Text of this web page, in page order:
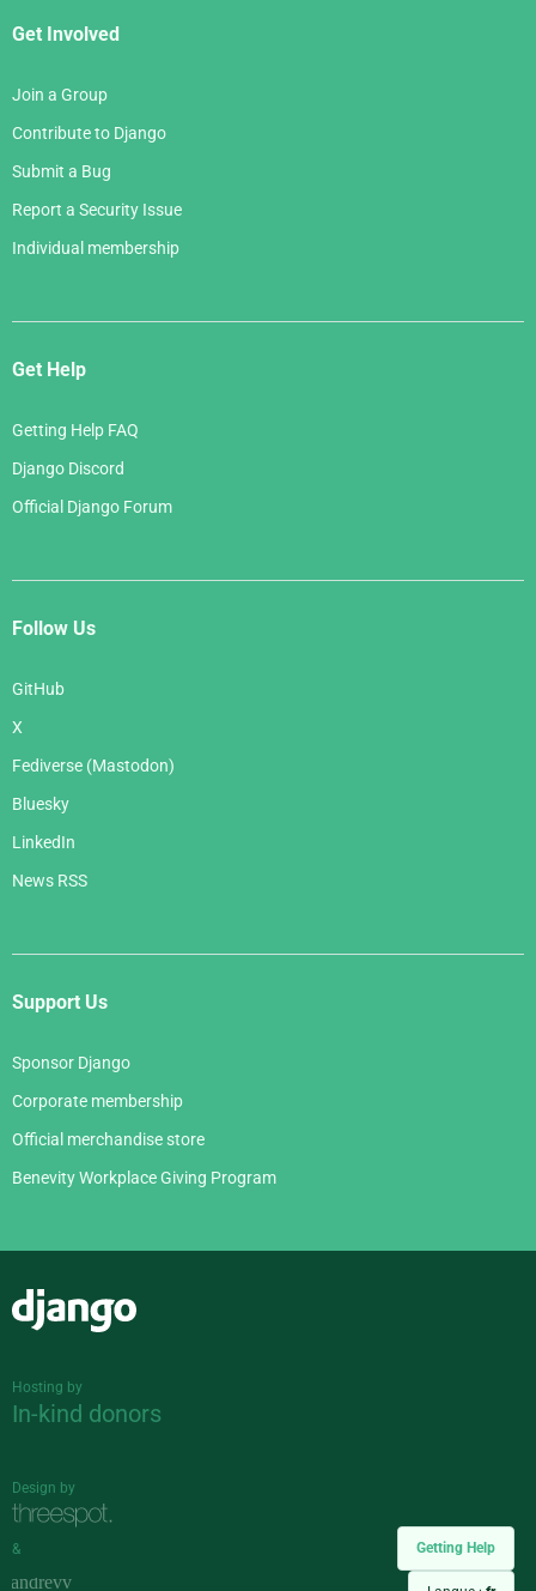
Getting Help
Get Involved
Join a Group
Contribute to Django
Submit a Bug
Report a Security Issue
Individual membership
Get Help
Getting Help FAQ
Django Discord
Official Django Forum
Follow Us
GitHub
X
Fediverse (Mastodon)
Bluesky
LinkedIn
News RSS
Support Us
Sponsor Django
Corporate membership
Official merchandise store
Benevity Workplace Giving Program
Hosting by
In-kind donors
Design by
&